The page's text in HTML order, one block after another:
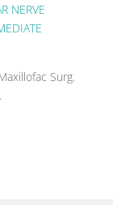
NERVE
Surg.